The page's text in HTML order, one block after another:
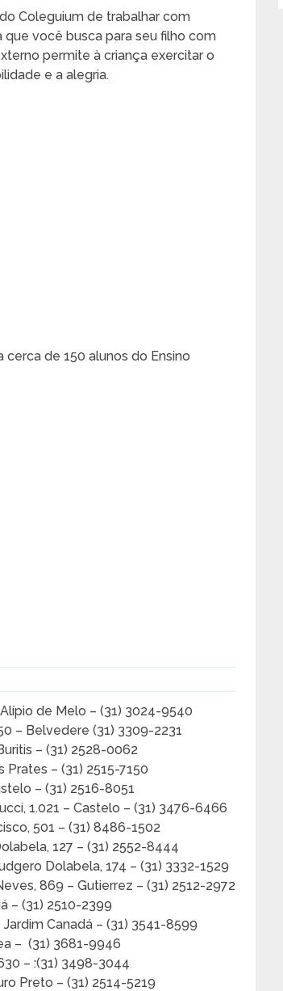
Coleguium de trabalhar com
você busca para seu filho com
permite à criança exercitar o
e a alegria.
cerca de 150 alunos do Ensino
de Melo – (31) 3024-9540
– Belvedere (31) 3309-2231
– (31) 2528-0062
Prates – (31) 2515-7150
– (31) 2516-8051
1.021 – Castelo – (31) 3476-6466
501 – (31) 8486-1502
127 – (31) 2552-8444
Dolabela, 174 – (31) 3332-1529
869 – Gutierrez – (31) 2512-2972
– (31) 2510-2399
Canadá – (31) 3541-8599
– (31) 3681-9946
– :(31) 3498-3044
Preto – (31) 2514-5219